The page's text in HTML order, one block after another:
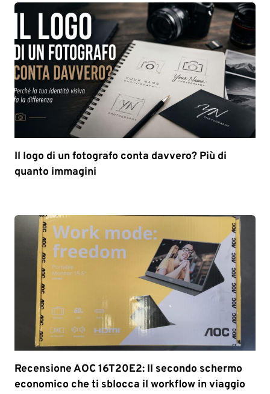
Il logo di un fotografo conta davvero? Più di
quanto immagini
Recensione AOC 16T20E2: Il secondo schermo
economico che ti sblocca il workflow in viaggio